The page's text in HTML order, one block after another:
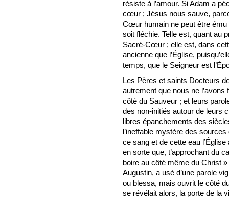
résiste à l’amour. Si Adam a
cœur ; Jésus nous sauve,
Cœur humain ne peut être
soit fléchie. Telle est, quant au
Sacré-Cœur ; elle est, dans
ancienne que l’Église,
temps, que le Seigneur est
Les Pères et saints Docteurs
autrement que nous ne l’avons
côté du Sauveur ; et leurs
des non-initiés autour de leurs
libres épanchements des
l’ineffable mystère des
ce sang et de cette eau
en sorte que, t’approchant du
boire au côté même du Christ »
Augustin, a usé d’une parole
ou blessa, mais ouvrit le côté
se révélait alors, la porte de la